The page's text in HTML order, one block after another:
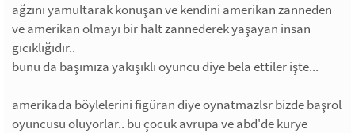
ağzını yamultarak konuşan ve kendini amerikan zanneden
ve amerikan olmayı bir halt zannederek yaşayan insan
gıcıklığıdır..
bunu da başımıza yakışıklı oyuncu diye bela ettiler işte...
amerikada böylelerini figüran diye oynatmazlsr bizde başrol
oyuncusu oluyorlar.. bu çocuk avrupa ve abd'de kurye